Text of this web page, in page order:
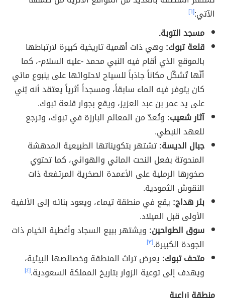
الآتي:[٦]
مسجد التوبة.
قلعة تبوك: وهي ذات أهمية تاريخية كبيرة لارتباطها
بالموقع الذي أقام فيه النبي محمد -عليه السلام-، كما
أنّها تُشكّل مكاناً جاذباً للسياح لاحتوائها على ينبوع مائي
كان يتوفر فيه الماء سابقاً، ومسجداً أثرياً يعتقد أنه بُني
على يد عمر بن عبد العزيز، ويقع بجوار قلعة تبوك.
آثار شعيب: وتُعدّ من المعالم البارزة في تبوك، وترجع
للعهد النبطي.
جبال الديسة:تشتهر بتكويناتها الطبيعية المدهشة
المنحوتة بفعل النحت المائي والهوائي، كما تحتوي
صخورها الرملية على الأعمدة الصخرية المرتفعة ذات
النقوش الثمودية.
بئر هداج: يقع في منطقة تيماء، ويعود بنائه إلى الألفية
الأولى قبل الميلاد.
سوق الطواحين: ويشتهر ببيع السجاد وأغطية الخيام ذات
الجودة الكبيرة.[٣]
متحف تبوك: يعرض تراث المنطقة وخصائصها البيئية،
ويهدف إلى توعية الزوار بتاريخ المملكة السعودية.[٤]